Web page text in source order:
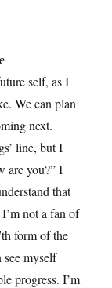
self, as I
We can plan
next.
line, but I
are you?” I
that
not a fan of
form of the
see myself
progress. I’m